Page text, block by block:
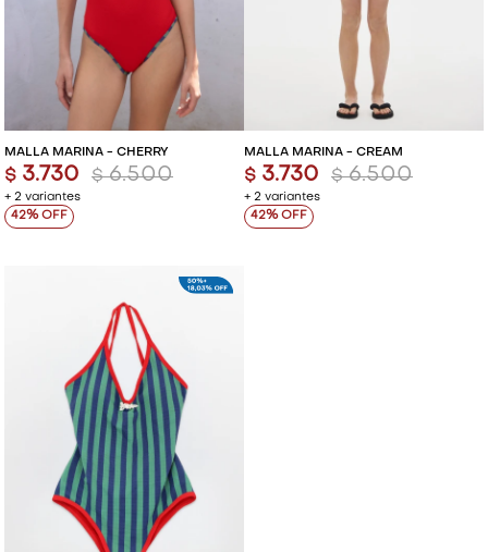
MALLA MARINA - CHERRY
+ 2 variantes
$ 3.730 $ 6.500
42
MALLA MARINA - CREAM
+ 2 variantes
$ 3.730 $ 6.500
42